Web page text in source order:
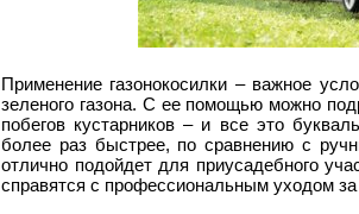
Применение газонокосилки – важное
зеленого газона. С ее помощью можно
побегов кустарников – и все это
более раз быстрее, по сравнению с
отлично подойдет для приусадебного
справятся с профессиональным уходом